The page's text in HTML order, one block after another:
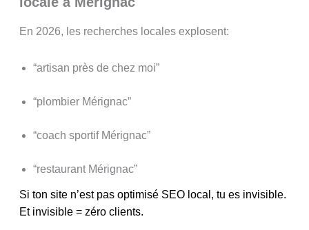
En 2026, les recherches locales explosent:
“artisan près de chez moi”
“plombier Mérignac”
“coach sportif Mérignac”
“restaurant Mérignac”
Si ton site n’est pas optimisé SEO local, tu es invisible.
Et invisible = zéro clients.